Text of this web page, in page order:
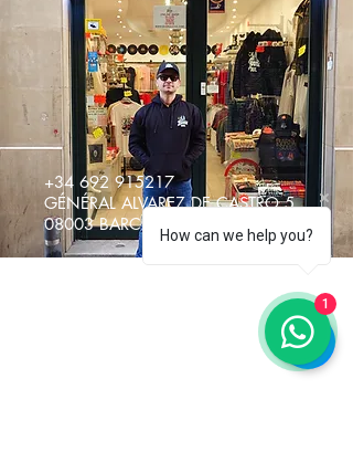
+34 692 915217
GÉNÉRAL ALVAREZ DE CASTRO 5
08003 BARCELONE, ESPAGNE
How can we help you?
1